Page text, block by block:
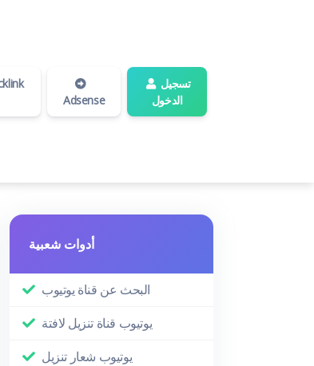
Adsense
الدخول
أدوات شعبية
البحث عن قناة يوتيوب
يوتيوب قناة تنزيل لافتة
يوتيوب شعار تنزيل